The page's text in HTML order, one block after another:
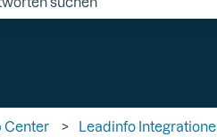
Center Leadinfo